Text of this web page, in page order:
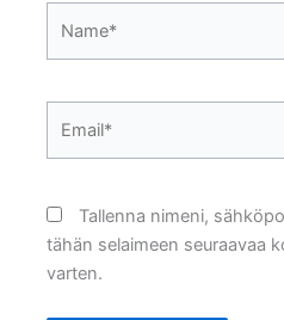
Tallenna nimeni,
tähän selaimeen seuraavaa
varten.